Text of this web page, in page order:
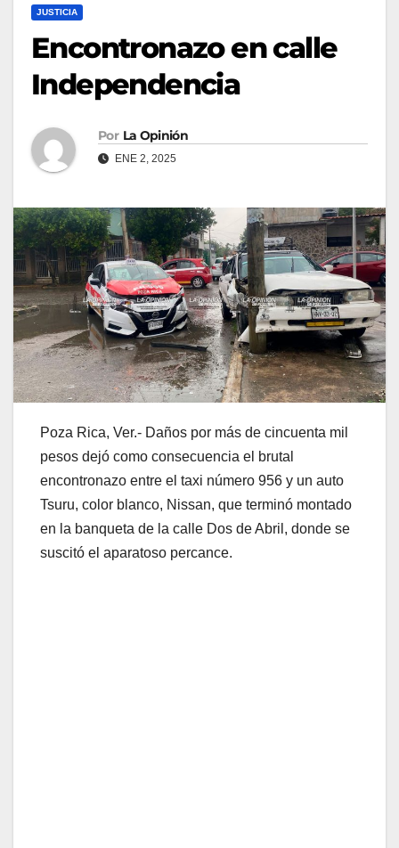
JUSTICIA
Encontronazo en calle
Independencia
Por La Opinión
ENE 2, 2025
Poza Rica, Ver.- Daños por más de cincuenta mil
pesos dejó como consecuencia el brutal
encontronazo entre el taxi número 956 y un auto
Tsuru, color blanco, Nissan, que terminó montado
en la banqueta de la calle Dos de Abril, donde se
suscitó el aparatoso percance.